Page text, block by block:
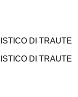
DI TRAUTE
DI TRAUTE